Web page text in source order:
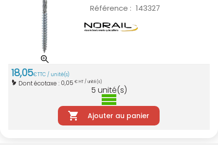
Référence : 143327
18,05€TTC / unité(s)
Dont écotaxe : 0,05 € HT / unité(s)
5 unité(s)
Ajouter au panier